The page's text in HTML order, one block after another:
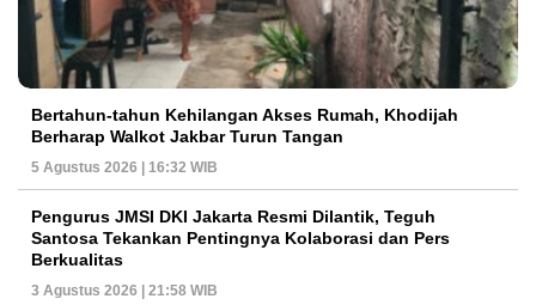
Bertahun-tahun Kehilangan Akses Rumah, Khodijah
Berharap Walkot Jakbar Turun Tangan
5 Agustus 2026 | 16:32 WIB
Pengurus JMSI DKI Jakarta Resmi Dilantik, Teguh
Santosa Tekankan Pentingnya Kolaborasi dan Pers
Berkualitas
3 Agustus 2026 | 21:58 WIB